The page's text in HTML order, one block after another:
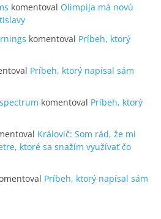
komentoval Olimpija má novú
komentoval Príbeh, ktorý
Príbeh, ktorý napísal sám
komentoval Príbeh, ktorý
Královič: Som rád, že mi
ktoré sa snažím využívať čo
Príbeh, ktorý napísal sám